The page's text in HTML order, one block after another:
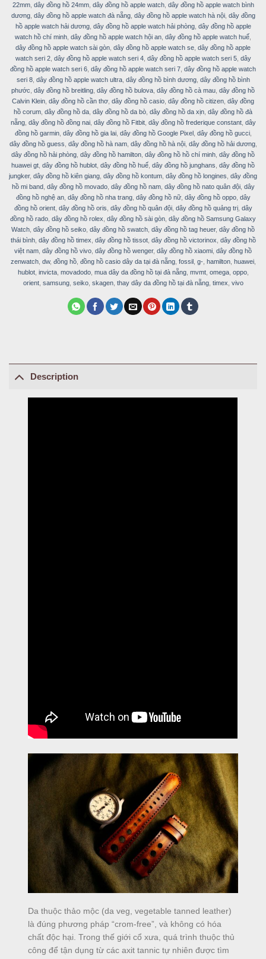
22mm, dây đồng hồ 24mm, dây đồng hồ apple watch, dây đồng hồ apple watch bình
dương, dây đồng hồ apple watch đà nẵng, dây đồng hồ apple watch hà nội, dây đồng
hồ apple watch hải dương, dây đồng hồ apple watch hải phòng, dây đồng hồ apple
watch hồ chí minh dây đồng hồ apple watch hội an dây đồng hồ apple watch huế
dây đồng hồ apple watch sài gòn dây đồng hồ apple watch se dây đồng hồ apple
watch seri 2, dây đồng hồ apple watch seri 4, dây đồng hồ apple watch seri 5, dây
đồng hồ apple watch seri 6 dây đồng hồ apple watch seri 7 dây đồng hồ apple watch
seri 8, dây đồng hồ apple watch ultra, dây đồng hồ bình dương, dây đồng hồ bình
phước dây đồng hồ breitling dây đồng hồ bulova dây đồng hồ cà mau dây đồng hồ
Calvin Klein dây đồng hồ cần thơ dây đồng hồ casio dây đồng hồ citizen dây đồng
hồ corum dây đồng hồ da dây đồng hồ da bò dây đồng hồ da xịn dây đồng hồ đà
nẵng, dây đồng hồ đồng nai, dây đồng hồ Fitbit, dây đồng hồ frederique constant, dây
đồng hồ garmin, dây đồng hồ gia lai, dây đồng hồ Google Pixel, dây đồng hồ gucci,
dây đồng hồ guess dây đồng hồ hà nam, dây đồng hồ hà nội, dây đồng hồ hải dương,
dây đồng hồ hải phòng dây đồng hồ hamilton dây đồng hồ hồ chí minh dây đồng hồ
huawei gt dây đồng hồ hublot dây đồng hồ huế dây đồng hồ junghans dây đồng hồ
jungker, dây đồng hồ kiên giang dây đồng hồ kontum dây đồng hồ longines dây đồng
hồ mi band, dây đồng hồ movado, dây đồng hồ nam, dây đồng hồ nato quân đội, dây
đồng hồ nghệ an, dây đồng hồ nha trang, dây đồng hồ nữ, dây đồng hồ oppo, dây
đồng hồ orient, dây đồng hồ oris dây đồng hồ quân đội, dây đồng hồ quảng trị, dây
đồng hồ rado dây đồng hồ rolex dây đồng hồ sài gòn dây đồng hồ Samsung Galaxy
Watch dây đồng hồ seiko dây đồng hồ swatch dây đồng hồ tag heuer, dây đồng hồ
thái bình, dây đồng hồ timex dây đồng hồ tissot, dây đồng hồ victorinox dây đồng hồ
việt nam dây đồng hồ vivo dây đồng hồ wenger, dây đồng hồ xiaomi dây đồng hồ
zenwatch, dw, đồng hồ, đồng hồ casio dây da tại đà nẵng, fossil, g-, hamilton, huawei,
hublot, invicta, movadodo, mua dây da đồng hồ tại đà nẵng, mvmt, omega, oppo,
orient, samsung, seiko, skagen, thay dây da đồng hồ tại đà nẵng, timex vivo
Description
Da thuộc thảo mộc (da veg, vegetable tanned leather)
là đúng phương pháp “crom-free”, và không có hóa
chất độc hại. Trong thế giới cổ xưa, quá trình thuộc thủ
công để tận dụng từ các axit tannic tự nhiên được tìm